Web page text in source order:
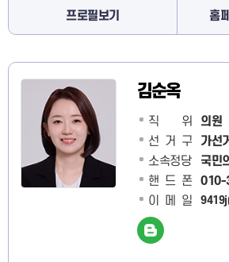
프로필보기 홈
김순옥
직 위의원
선거구
가선
소속정당
국민
핸드폰 010-
이메일